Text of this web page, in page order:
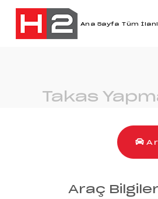
Ana Sayfa Tüm
Takas
Araç Bilgiler